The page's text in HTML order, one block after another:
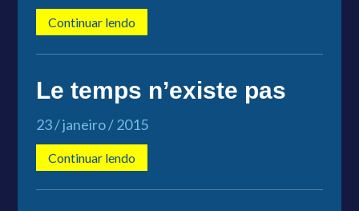
Continuar lendo
Le temps n’existe pas
23 / janeiro / 2015
Continuar lendo